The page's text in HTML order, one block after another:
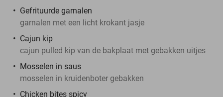
Gefrituurde garnalen
garnalen met een licht krokant jasje
Cajun kip
cajun pulled kip van de bakplaat met gebakken uitjes
Mosselen in saus
mosselen in kruidenboter gebakken
Chicken bites spicy